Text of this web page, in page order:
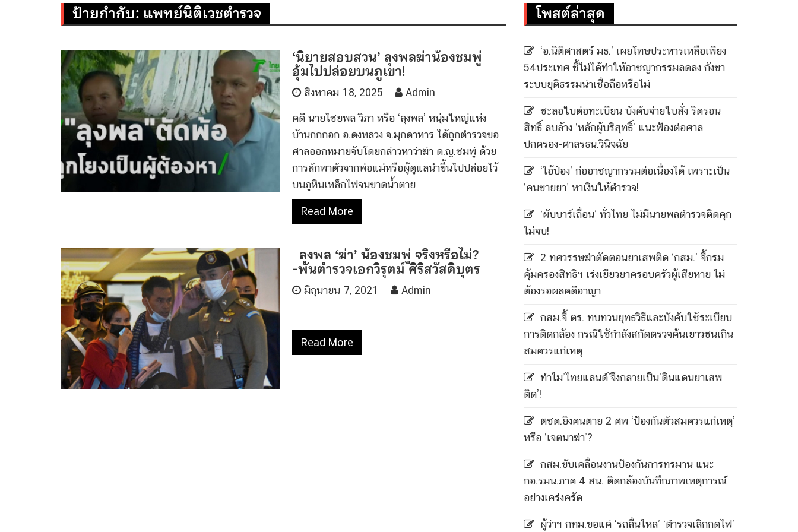
ป้ายกำกับ: แพทย์นิติเวชตำรวจ
‘นิยายสอบสวน’ ลุงพลฆ่าน้องชมพู่
อุ้มไปปล่อยบนภูเขา!
สิงหาคม 18, 2025 Admin
คดี นายไชยพล วิภา หรือ ‘ลุงพล’ หนุ่มใหญ่แห่ง
บ้านกกกอก อ.ดงหลวง จ.มุกดาหาร ได้ถูกตำรวจขอ
ศาลออกหมายจับโดยกล่าวหาว่าฆ่า ด.ญ.ชมพู่ ด้วย
การลักพาตัวจากพ่อแม่หรือผู้ดูแลนำขึ้นไปปล่อยไว้
บนภูหินเหล็กไฟจนขาดน้ำตาย
Read More
ลุงพล ‘ฆ่า’ น้องชมพู่ จริงหรือไม่?
-พันตำรวจเอกวิรุตม์ ศิริสวัสดิบุตร
มิถุนายน 7, 2021 Admin
Read More
โพสต์ล่าสุด
‘อ.นิติศาสตร์ มธ.’ เผยโทษประหารเหลือเพียง
54ประเทศ ชี้ไม่ได้ทำให้อาชญากรรมลดลง กังขา
ระบบยุติธรรมน่าเชื่อถือหรือไม่
ชะลอใบต่อทะเบียน บังคับจ่ายใบสั่ง ริดรอน
สิทธิ์ ลบล้าง ‘หลักผู้บริสุทธิ์’ แนะฟ้องต่อศาล
ปกครอง-ศาลรธน.วินิจฉัย
‘ไอ้ป๋อง’ ก่ออาชญากรรมต่อเนื่องได้ เพราะเป็น
‘คนขายยา’ หาเงินให้ตำรวจ!
‘ผับบาร์เถื่อน’ ทั่วไทย ไม่มีนายพลตำรวจติดคุก
ไม่จบ!
2 ทศวรรษฆ่าตัดตอนยาเสพติด ‘กสม.’ จี้กรม
คุ้มครองสิทธิฯ เร่งเยียวยาครอบครัวผู้เสียหาย ไม่
ต้องรอผลคดีอาญา
กสม.จี้ ตร. ทบทวนยุทธวิธีและบังคับใช้ระเบียบ
การติดกล้อง กรณีใช้กำลังสกัดตรวจค้นเยาวชนเกิน
สมควรแก่เหตุ
ทำไม’ไทยแลนด์’จึงกลายเป็น’ดินแดนยาเสพ
ติด’!
ตชด.ยิงคนตาย 2 ศพ ‘ป้องกันตัวสมควรแก่เหตุ’
หรือ ‘เจตนาฆ่า’?
กสม.ขับเคลื่อนงานป้องกันการทรมาน แนะ
กอ.รมน.ภาค 4 สน. ติดกล้องบันทึกภาพเหตุการณ์
อย่างเคร่งครัด
ผู้ว่าฯ กทม.ขอแค่ ‘รถลื่นไหล’ ‘ตำรวจเลิกกดไฟ’